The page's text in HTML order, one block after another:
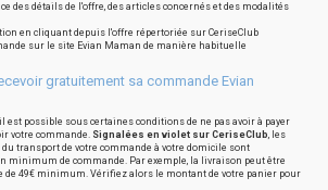
des détails de l'offre, des articles concernés et des modalités
en cliquant depuis l'offre répertoriée sur CeriseClub
sur le site Evian Maman de manière habituelle
gratuitement sa commande Evian
est possible sous certaines conditions de ne pas avoir à payer
votre commande. Signalées en violet sur CeriseClub, les
transport de votre commande à votre domicile sont
minimum de commande. Par exemple, la livraison peut être
de 49€ minimum. Vérifiez alors le montant de votre panier pour